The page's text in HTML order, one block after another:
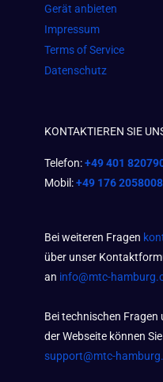
Gerät anbieten
Impressum
Terms of Service
Datenschutz
KONTAKTIEREN SIE
Telefon:+49 401
Mobil:+49 176
Bei weiteren Fragen
über unser
an info@mtc-
Bei technischen
der Webseite können
support@mtc-